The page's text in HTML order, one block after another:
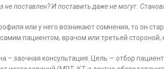
поставлен? И поставить даже не могут.
или у него возникают сомнения, то он
пациентом, врачом или третьей стороной,
заочная консультация. Цель — отбор